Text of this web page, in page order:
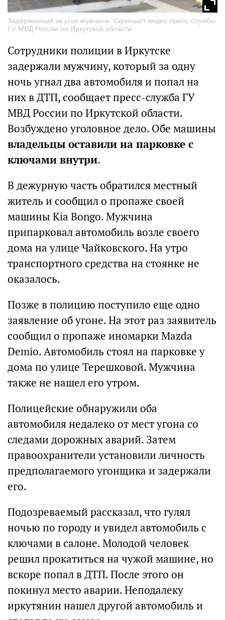
Задержанный за угон мужчина. Скриншот видео пресс-службы
ГУ МВД России по Иркутской области
Сотрудники полиции в Иркутске
задержали мужчину, который за одну
ночь угнал два автомобиля и попал на
них в ДТП, сообщает пресс-служба ГУ
МВД России по Иркутской области.
Возбуждено уголовное дело. Обе машины
владельцы оставили на парковке с
ключами внутри.
В дежурную часть обратился местный
житель и сообщил о пропаже своей
машины Kia Bongo. Мужчина
припарковал автомобиль возле своего
дома на улице Чайковского. На утро
транспортного средства на стоянке не
оказалось.
Позже в полицию поступило еще одно
заявление об угоне. На этот раз заявитель
сообщил о пропаже иномарки Mazda
Demio. Автомобиль стоял на парковке у
дома по улице Терешковой. Мужчина
также не нашел его утром.
Полицейские обнаружили оба
автомобиля недалеко от мест угона со
следами дорожных аварий. Затем
правоохранители установили личность
предполагаемого угонщика и задержали
его.
Подозреваемый рассказал, что гулял
ночью по городу и увидел автомобиль с
ключами в салоне. Молодой человек
решил прокатиться на чужой машине, но
вскоре попал в ДТП. После этого он
покинул место аварии. Неподалеку
иркутянин нашел другой автомобиль и